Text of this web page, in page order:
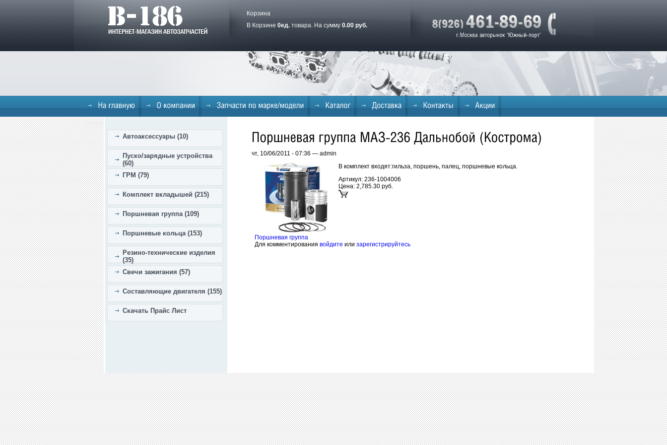
Корзина
В Корзине 0ед. товара. На сумму 0.00 руб.
Автоаксессуары (10)
Пуско/зарядные устройства
(60)
ГРМ (79)
Комплект вкладышей (215)
Поршневая группа (109)
Поршневые кольца (153)
Резино-технические изделия
(35)
Свечи зажигания (57)
Составляющие двигателя (155)
Скачать Прайс Лист
чт, 10/06/2011 - 07:36 — admin
В комплект входят:гильза, поршень, палец, поршневые кольца.
Артикул: 236-1004006
Цена: 2,785.30 руб.
Поршневая группа
Для комментирования войдите или зарегистрируйтесь